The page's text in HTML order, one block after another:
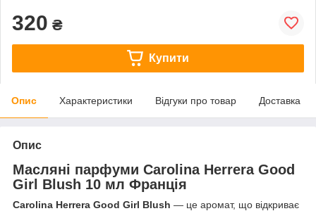
320 ₴
Купити
Опис Характеристики Відгуки про товар Доставка
Опис
Масляні парфуми Carolina Herrera Good
Girl Blush 10 мл Франція
Carolina Herrera Good Girl Blush — це аромат, що відкриває